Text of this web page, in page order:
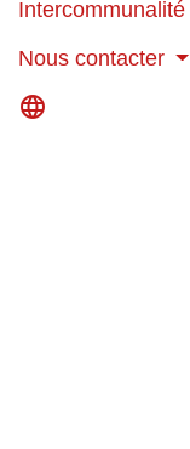
Intercommunalité
Nous contacter
language